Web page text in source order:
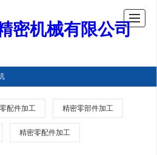
密机械有限公司
配件加工 精密零部件加工
精密零配件加工